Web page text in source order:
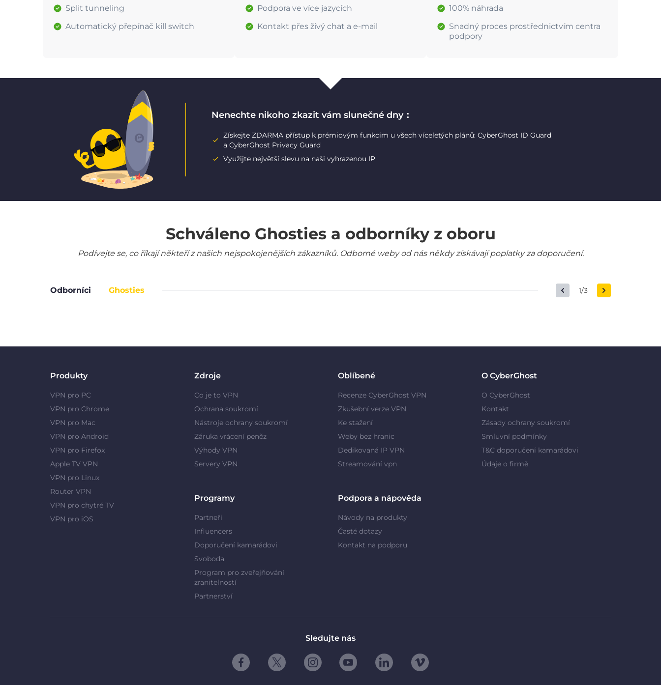
Split tunneling
Automatický přepínač kill switch
Podpora ve více jazycích
Kontakt přes živý chat a e-mail
100% náhrada
Snadný proces prostřednictvím centra
podpory
Nenechte nikoho zkazit vám slunečné dny：
Získejte ZDARMA přístup k prémiovým funkcím u všech víceletých plánů: CyberGhost ID Guard
a CyberGhost Privacy Guard
Využijte největší slevu na naši vyhrazenou IP
Schváleno Ghosties a odborníky z oboru
Podívejte se, co říkají někteří z našich nejspokojenějších zákazníků. Odborné weby od nás někdy získávají poplatky za doporučení.
Odborníci Ghosties 1/3
Produkty
VPN pro PC
VPN pro Chrome
VPN pro Mac
VPN pro Android
VPN pro Firefox
Apple TV VPN
VPN pro Linux
Router VPN
VPN pro chytré TV
VPN pro iOS
Zdroje
Co je to VPN
Ochrana soukromí
Nástroje ochrany soukromí
Záruka vrácení peněz
Výhody VPN
Servery VPN
Oblíbené
Recenze CyberGhost VPN
Zkušební verze VPN
Ke stažení
Weby bez hranic
Dedikovaná IP VPN
Streamování vpn
O CyberGhost
O CyberGhost
Kontakt
Zásady ochrany soukromí
Smluvní podmínky
T&C doporučení kamarádovi
Údaje o firmě
Programy
Partneři
Influencers
Doporučení kamarádovi
Svoboda
Program pro zveřejňování
zranitelností
Partnerství
Podpora a nápověda
Návody na produkty
Časté dotazy
Kontakt na podporu
Sledujte nás